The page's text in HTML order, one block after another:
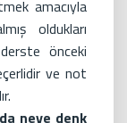
amacıyla
oldukları
önceki
ve not
neye denk